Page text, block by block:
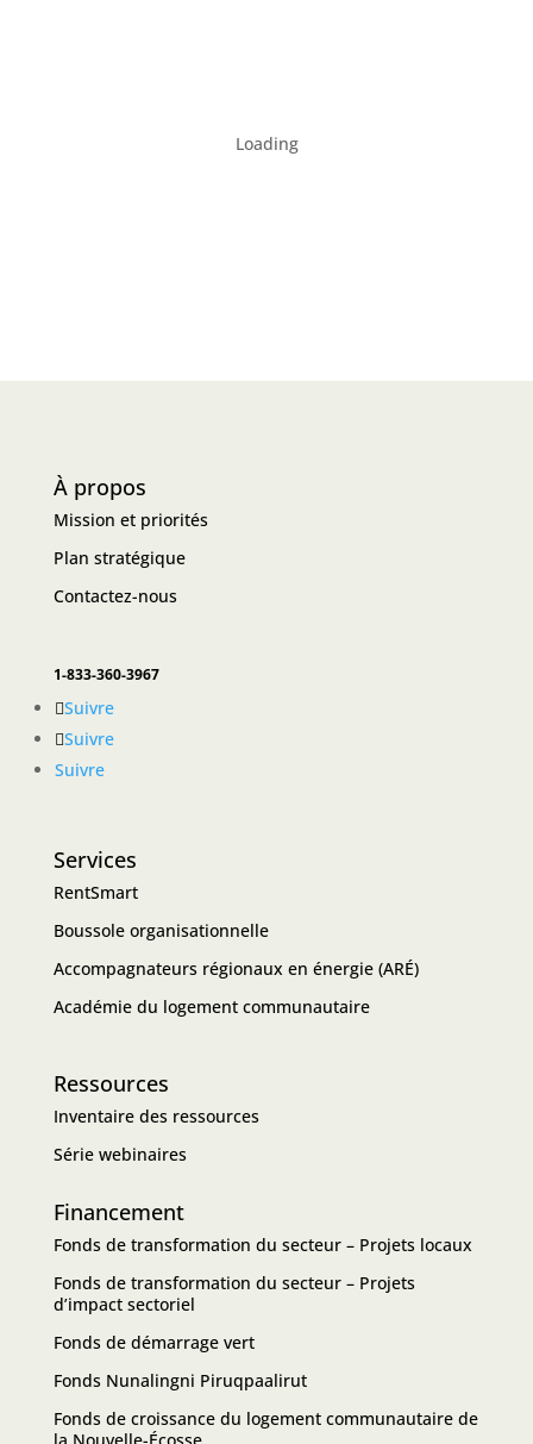
Loading
À propos
Mission et priorités
Plan stratégique
Contactez-nous
1-833-360-3967
Suivre
Suivre
Suivre
Services
RentSmart
Boussole organisationnelle
Accompagnateurs régionaux en énergie (ARÉ)
Académie du logement communautaire
Ressources
Inventaire des ressources
Série webinaires
Financement
Fonds de transformation du secteur – Projets locaux
Fonds de transformation du secteur – Projets
d’impact sectoriel
Fonds de démarrage vert
Fonds Nunalingni Piruqpaalirut
Fonds de croissance du logement communautaire de